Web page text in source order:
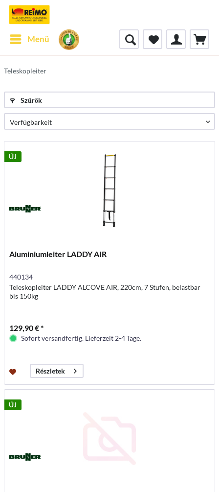
Menü
Teleskopleiter
Szűrők
ÚJ
Aluminiumleiter LADDY AIR
440134
Teleskopleiter LADDY ALCOVE AIR, 220cm, 7 Stufen, belastbar
bis 150kg
129,90 € *
Sofort versandfertig. Lieferzeit 2-4 Tage.
Részletek
ÚJ